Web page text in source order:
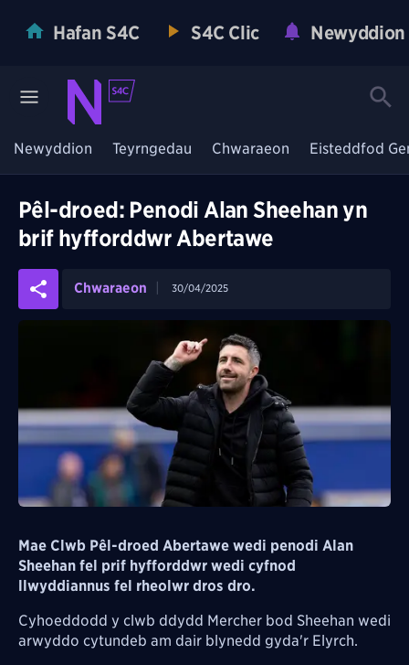
Hafan S4C S4C Clic Newyddion
Newyddion Teyrngedau Chwaraeon Eisteddfod
Pêl-droed: Penodi Alan Sheehan yn
brif hyfforddwr Abertawe
Chwaraeon 30/04/2025
Mae Clwb Pêl-droed Abertawe wedi penodi Alan
Sheehan fel prif hyfforddwr wedi cyfnod
llwyddiannus fel rheolwr dros dro.
Cyhoeddodd y clwb ddydd Mercher bod Sheehan wedi
arwyddo cytundeb am dair blynedd gyda'r Elyrch.